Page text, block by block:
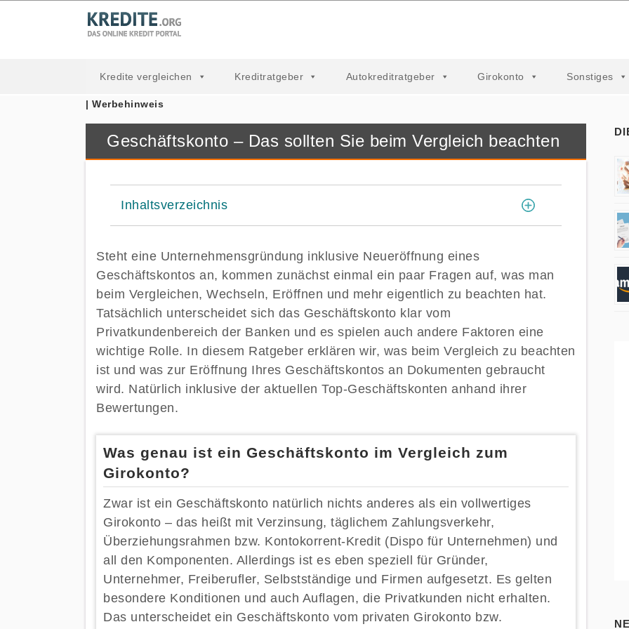
Kredite vergleichen Kreditratgeber Autokreditratgeber Girokonto Sonstiges
| Werbehinweis
Geschäftskonto – Das sollten Sie beim Vergleich beachten
Inhaltsverzeichnis
Steht eine Unternehmensgründung inklusive Neueröffnung eines
Geschäftskontos an, kommen zunächst einmal ein paar Fragen auf, was man
beim Vergleichen, Wechseln, Eröffnen und mehr eigentlich zu beachten hat.
Tatsächlich unterscheidet sich das Geschäftskonto klar vom
Privatkundenbereich der Banken und es spielen auch andere Faktoren eine
wichtige Rolle. In diesem Ratgeber erklären wir, was beim Vergleich zu beachten
ist und was zur Eröffnung Ihres Geschäftskontos an Dokumenten gebraucht
wird. Natürlich inklusive der aktuellen Top-Geschäftskonten anhand ihrer
Bewertungen.
Was genau ist ein Geschäftskonto im Vergleich zum
Girokonto?
Zwar ist ein Geschäftskonto natürlich nichts anderes als ein vollwertiges
Girokonto – das heißt mit Verzinsung, täglichem Zahlungsverkehr,
Überziehungsrahmen bzw. Kontokorrent-Kredit (Dispo für Unternehmen) und
all den Komponenten. Allerdings ist es eben speziell für Gründer,
Unternehmer, Freiberufler, Selbstständige und Firmen aufgesetzt. Es gelten
besondere Konditionen und auch Auflagen, die Privatkunden nicht erhalten.
Das unterscheidet ein Geschäftskonto vom privaten Girokonto bzw.